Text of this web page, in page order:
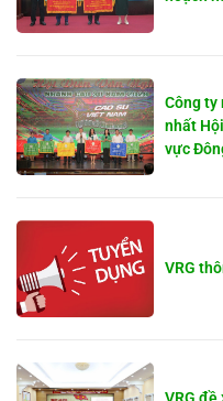
Công ty
nhất
vực
VRG